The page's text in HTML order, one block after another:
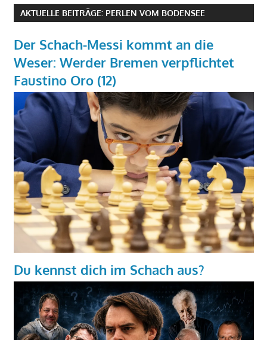
AKTUELLE BEITRÄGE: PERLEN VOM BODENSEE
Der Schach-Messi kommt an die
Weser: Werder Bremen verpflichtet
Faustino Oro (12)
Du kennst dich im Schach aus?